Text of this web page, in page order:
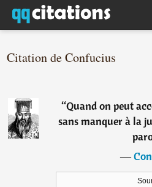
Citation de Confucius
“Quand on peut
sans manquer à la
―